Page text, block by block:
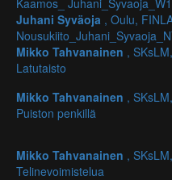
Kaamos_
Juhani Syväoja , Oulu,
Mikko Tahvanainen ,
Latutaisto
Mikko Tahvanainen ,
Puiston penkillä
Mikko Tahvanainen ,
Telinevoimistelua